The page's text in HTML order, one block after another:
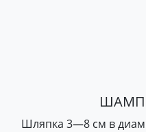
Шляпка 3—8 см в